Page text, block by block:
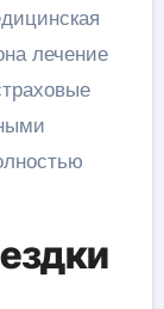
лечение